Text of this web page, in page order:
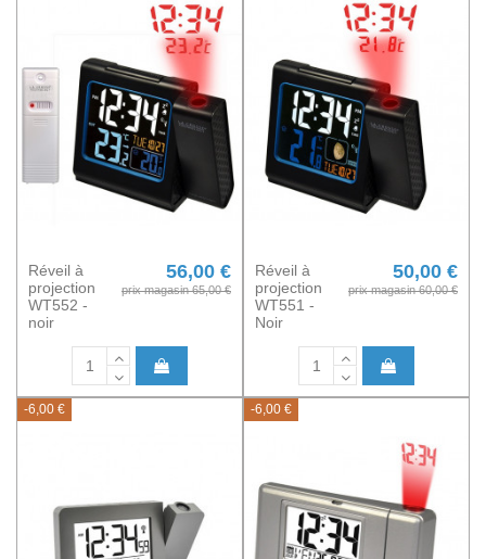
Réveil à
projection
WT552 -
noir
56,00 €
prix magasin 65,00 €
Réveil à
projection
WT551 -
Noir
50,00 €
prix magasin 60,00 €
-6,00 € -6,00 €